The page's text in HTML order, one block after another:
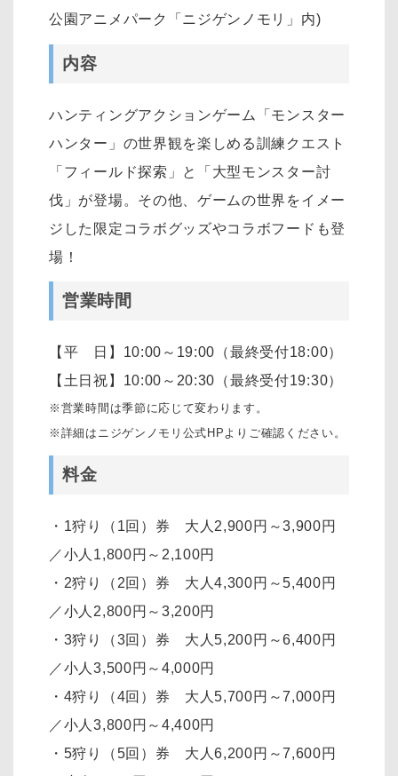
公園アニメパーク「ニジゲンノモリ」内)
内容
ハンティングアクションゲーム「モンスター
ハンター」の世界観を楽しめる訓練クエスト
「フィールド探索」と「大型モンスター討
伐」が登場。その他、ゲームの世界をイメー
ジした限定コラボグッズやコラボフードも登
場！
営業時間
【平 日】10:00～19:00（最終受付18:00）
【土日祝】10:00～20:30（最終受付19:30）
※営業時間は季節に応じて変わります。
※詳細はニジゲンノモリ公式HPよりご確認ください。
料金
・1狩り（1回）券 大人2,900円～3,900円
／小人1,800円～2,100円
・2狩り（2回）券 大人4,300円～5,400円
／小人2,800円～3,200円
・3狩り（3回）券 大人5,200円～6,400円
／小人3,500円～4,000円
・4狩り（4回）券 大人5,700円～7,000円
／小人3,800円～4,400円
・5狩り（5回）券 大人6,200円～7,600円